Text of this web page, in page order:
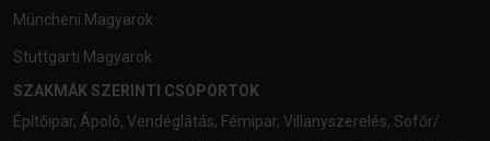
Müncheni Magyarok
Stuttgarti Magyarok
SZAKMÁK SZERINTI CSOPORTOK
Építőipar, Ápoló, Vendéglátás, Fémipar, Villanyszerelés, Sofőr/